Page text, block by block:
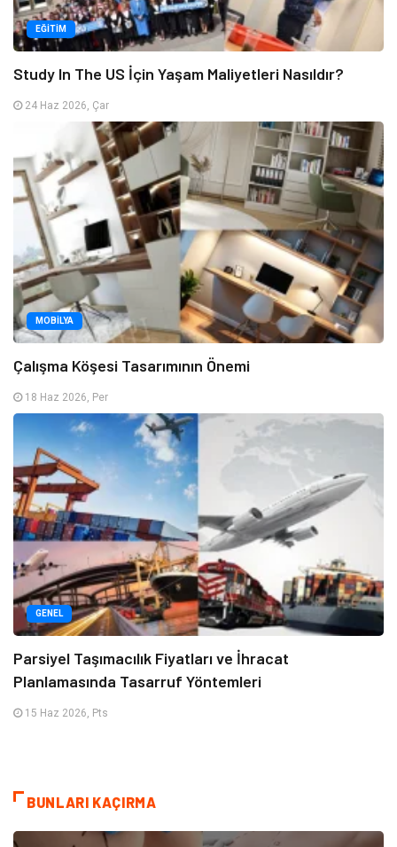
EĞITIM
Study In The US İçin Yaşam Maliyetleri Nasıldır?
24 Haz 2026, Çar
MOBILYA
Çalışma Köşesi Tasarımının Önemi
18 Haz 2026, Per
GENEL
Parsiyel Taşımacılık Fiyatları ve İhracat
Planlamasında Tasarruf Yöntemleri
15 Haz 2026, Pts
BUNLARI KAÇIRMA